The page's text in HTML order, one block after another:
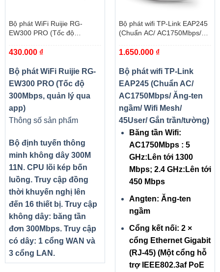
sản xuất
Acer
loại
Number
NX.A2ASV.008
sắc,
chất liệu
Vàng (Safarri Gold), vỏ nhôm mặt A
Bộ vi xử
Intel® Core™ i5-1135G7 (2.4GHz,8MB) – CPU thế hệ
Chipset Intel
Bộ nhớ
8GB (4GB on board + 4GB Sodimm)
Số khe
cắm
1
Dung
lượng tối
đa
VGA Intel® Iris® Xe Graphics
512GB PCIe NVMe SSD
Bộ phát WiFi Ruijie RG-
EW300 PRO (Tốc độ
430.000 ₫
Bộ phát WiFi Ruijie RG-
EW300 PRO (Tốc độ
300Mbps, quản lý qua
app)
Thông số sản phẩm
Bộ định tuyến thông
minh không dây 300M
11N. CPU lõi kép bốn
luồng. Truy cập đồng
thời khuyến nghị lên
đến 16 thiết bị. Truy cập
không dây: băng tần
đơn 300Mbps. Truy cập
có dây: 1 cổng WAN và
3 cổng LAN.
Bộ phát wifi TP-Link EAP245
(Chuẩn AC/ AC1750Mbps/
45User/ Gắn trần/tường)
1.650.000 ₫
Bộ phát wifi TP-Link
EAP245 (Chuẩn AC/
AC1750Mbps/ Ăng-ten
ngầm/ Wifi Mesh/
45User/ Gắn trần/tường)
Băng tần Wifi:
AC1750Mbps : 5
GHz:Lên tới 1300
Mbps; 2.4 GHz:Lên tới
450 Mbps
Angten: Ăng-ten
ngầm
Cổng kết nối: 2 ×
cổng Ethernet Gigabit
(RJ-45) (Một cổng hỗ
trợ IEEE802.3af PoE